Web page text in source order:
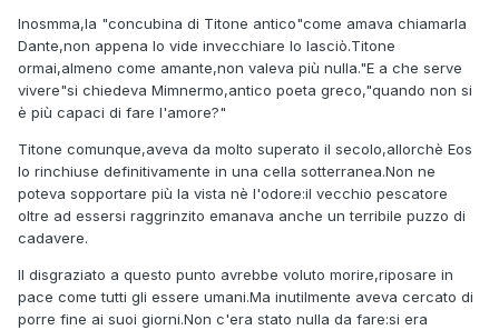
Inosmma,la "concubina di Titone antico"come amava chiamarla
Dante,non appena lo vide invecchiare lo lasciò.Titone
ormai,almeno come amante,non valeva più nulla."E a che serve
vivere"si chiedeva Mimnermo,antico poeta greco,"quando non si
è più capaci di fare l'amore?"
Titone comunque,aveva da molto superato il secolo,allorchè Eos
lo rinchiuse definitivamente in una cella sotterranea.Non ne
poteva sopportare più la vista nè l'odore:il vecchio pescatore
oltre ad essersi raggrinzito emanava anche un terribile puzzo di
cadavere.
Il disgraziato a questo punto avrebbe voluto morire,riposare in
pace come tutti gli essere umani.Ma inutilmente aveva cercato di
porre fine ai suoi giorni.Non c'era stato nulla da fare:si era